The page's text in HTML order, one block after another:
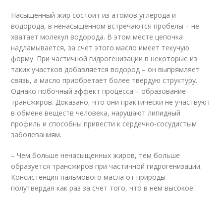
Насыщенный жир состоит из атомов углерода и
водорода, в ненасыщенном встречаются пробелы – не
хватает молекул водорода. В этом месте цепочка
надламывается, за счет этого масло имеет текучую
форму. При частичной гидрогенизации в некоторые из
таких участков добавляется водород – он выпрямляет
связь, а масло приобретает более твердую структуру.
Однако побочный эффект процесса – образование
трансжиров. Доказано, что они практически не участвуют
в обмене веществ человека, нарушают липидный
профиль и способны привести к сердечно-сосудистым
заболеваниям.
– Чем больше ненасыщенных жиров, тем больше
образуется трансжиров при частичной гидрогенизации.
Консистенция пальмового масла от природы
полутвердая как раз за счет того, что в нем высокое